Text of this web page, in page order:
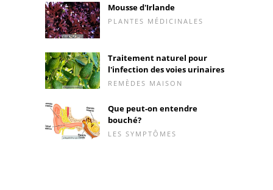
Mousse d'Irlande
PLANTES MÉDICINALES
Traitement naturel pour
l'infection des voies urinaires
REMÈDES MAISON
Que peut-on entendre
bouché?
LES SYMPTÔMES